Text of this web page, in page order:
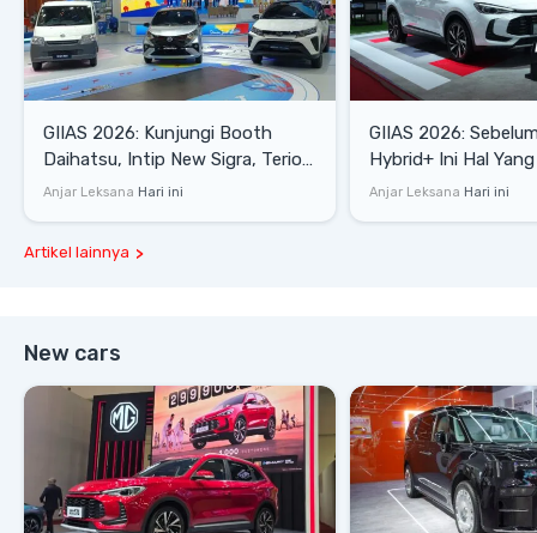
GIIAS 2026: Kunjungi Booth
Daihatsu, Intip New Sigra, Terios
SE hingga Gran Max Blind Van
Anjar Leksana Hari ini
GIIAS 2026:
Hybrid+ Ini Hal
Diketahui
Anjar Leksana Hari ini
Artikel lainnya
New cars